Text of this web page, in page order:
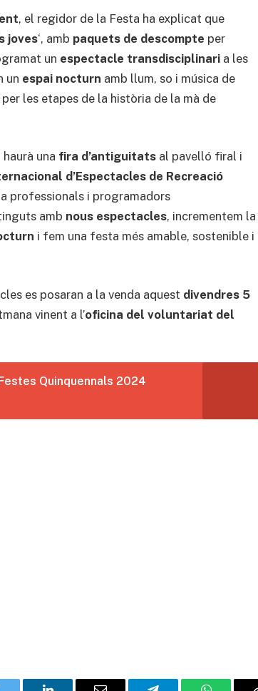
, el regidor de la Festa ha explicat que
joves‘, amb paquets de descompte per
un espectacle transdisciplinari a les
un espai nocturn amb llum, so i música de
les etapes de la història de la mà de
haurà una fira d’antiguitats al pavelló firal i
d’Espectacles de Recreació
professionals i programadors
amb nous espectacles, incrementem la
i fem una festa més amable, sostenible i
es posaran a la venda aquest divendres 5
vinent a l’oficina del voluntariat del
Quinquennals 2024